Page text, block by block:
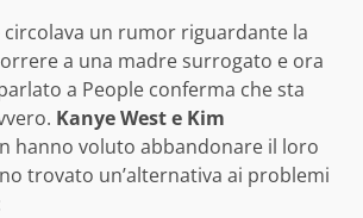
un rumor riguardante la
a una madre surrogato e ora
a People conferma che sta
Kanye West e Kim
hanno voluto abbandonare il loro
trovato un’alternativa ai problemi